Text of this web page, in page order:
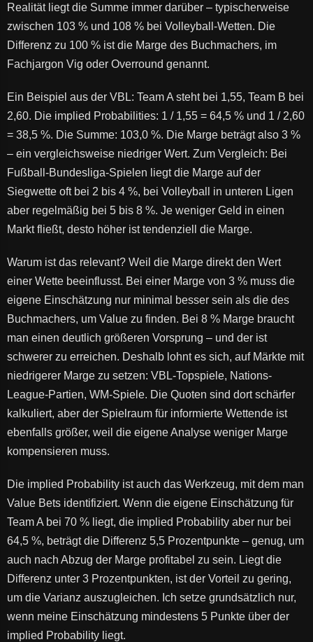
Realität liegt die Summe immer darüber – typischerweise
zwischen 103 % und 108 % bei Volleyball-Wetten. Die
Differenz zu 100 % ist die Marge des Buchmachers, im
Fachjargon Vig oder Overround genannt.
Ein Beispiel aus der VBL: Team A steht bei 1,55, Team B bei
2,60. Die implied Probabilities: 1 / 1,55 = 64,5 % und 1 / 2,60
= 38,5 %. Die Summe: 103,0 %. Die Marge beträgt also 3 %
– ein vergleichsweise niedriger Wert. Zum Vergleich: Bei
Fußball-Bundesliga-Spielen liegt die Marge auf der
Siegwette oft bei 2 bis 4 %, bei Volleyball in unteren Ligen
aber regelmäßig bei 5 bis 8 %. Je weniger Geld in einen
Markt fließt, desto höher ist tendenziell die Marge.
Warum ist das relevant? Weil die Marge direkt den Wert
einer Wette beeinflusst. Bei einer Marge von 3 % muss die
eigene Einschätzung nur minimal besser sein als die des
Buchmachers, um Value zu finden. Bei 8 % Marge braucht
man einen deutlich größeren Vorsprung – und der ist
schwerer zu erreichen. Deshalb lohnt es sich, auf Märkte mit
niedrigerer Marge zu setzen: VBL-Topspiele, Nations-
League-Partien, WM-Spiele. Die Quoten sind dort schärfer
kalkuliert, aber der Spielraum für informierte Wettende ist
ebenfalls größer, weil die eigene Analyse weniger Marge
kompensieren muss.
Die implied Probability ist auch das Werkzeug, mit dem man
Value Bets identifiziert. Wenn die eigene Einschätzung für
Team A bei 70 % liegt, die implied Probability aber nur bei
64,5 %, beträgt die Differenz 5,5 Prozentpunkte – genug, um
auch nach Abzug der Marge profitabel zu sein. Liegt die
Differenz unter 3 Prozentpunkten, ist der Vorteil zu gering,
um die Varianz auszugleichen. Ich setze grundsätzlich nur,
wenn meine Einschätzung mindestens 5 Punkte über der
implied Probability liegt.